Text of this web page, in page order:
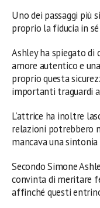
Uno dei passaggi più
proprio la fiducia in sé
Ashley ha spiegato
amore autentico e
proprio questa
importanti traguardi
L’attrice ha inoltre
relazioni potrebbero
mancava una
Secondo Simone
convinta di meritare
affinché questi